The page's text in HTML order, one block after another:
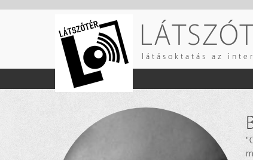
látásoktatás az